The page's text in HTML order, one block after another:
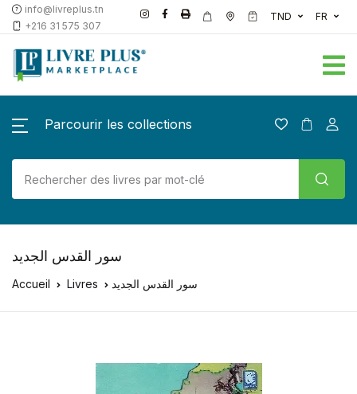
info@livreplus.tn
+216 31 575 307
TND FR
Parcourir les collections
سور القدس الجديد
Accueil Livres سور القدس الجديد